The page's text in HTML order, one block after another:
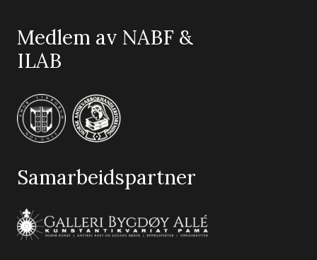
Medlem av NABF &
ILAB
Samarbeidspartner